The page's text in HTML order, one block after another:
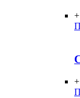
+
+